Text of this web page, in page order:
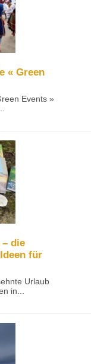
« Green
Events »
die
für
Urlaub
in...